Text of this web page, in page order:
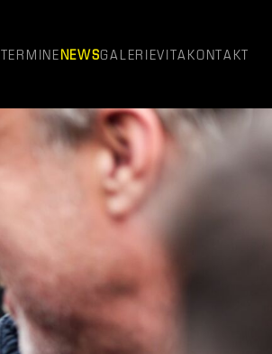
TERMINENEWSGALERIEVITA KONTAKT